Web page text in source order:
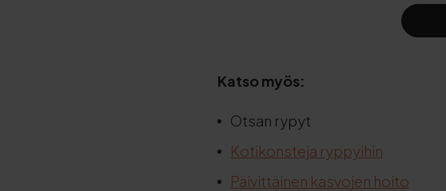
Katso myös:
Otsan rypyt
Kotikonsteja ryppyihin
Päivittäinen kasvojen hoito